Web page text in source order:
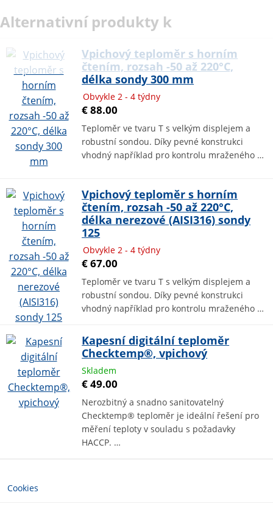
Alternativní produkty k
Vpichový teploměr s horním
čtením, rozsah -50 až 220°C,
délka sondy 300 mm
Obvykle 2 - 4 týdny
€ 88.00
Teploměr ve tvaru T s velkým displejem a
robustní sondou. Díky pevné konstrukci
vhodný například pro kontrolu mraženého …
Vpichový teploměr s horním
čtením, rozsah -50 až 220°C,
délka nerezové (AISI316) sondy
125
Obvykle 2 - 4 týdny
€ 67.00
Teploměr ve tvaru T s velkým displejem a
robustní sondou. Díky pevné konstrukci
vhodný například pro kontrolu mraženého …
Kapesní digitální teploměr
Checktemp®, vpichový
Skladem
€ 49.00
Nerozbitný a snadno sanitovatelný
Checktemp® teploměr je ideální řešení pro
měření teploty v souladu s požadavky
HACCP. …
Cookies